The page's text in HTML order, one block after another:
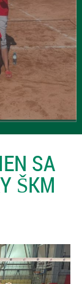
11 rokov alebo
to aj svojim
SA
ŠKM